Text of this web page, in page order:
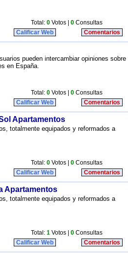
Total: 0 Votos | 0 Consultas
Calificar Web Comentarios
pueden intercambiar opiniones sobre
en España.
Total: 0 Votos | 0 Consultas
Calificar Web Comentarios
Apartamentos
totalmente equipados y reformados a
Total: 0 Votos | 0 Consultas
Calificar Web Comentarios
Apartamentos
totalmente equipados y reformados a
Total: 1 Votos | 0 Consultas
Calificar Web Comentarios